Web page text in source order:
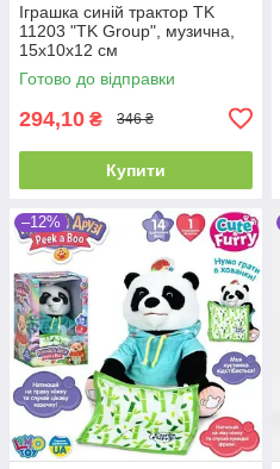
Іграшка синій трактор TK
11203 "TK Group", музична,
15х10х12 см
Готово до відправки
294,10 ₴ 346 ₴
Купити
–12%